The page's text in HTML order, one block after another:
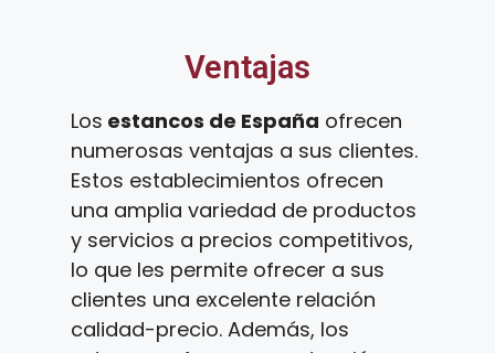
Ventajas
Los estancos de España ofrecen
numerosas ventajas a sus clientes.
Estos establecimientos ofrecen
una amplia variedad de productos
y servicios a precios competitivos,
lo que les permite ofrecer a sus
clientes una excelente relación
calidad-precio. Además, los